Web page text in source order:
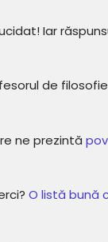
Iar
de
ne prezintă
O listă bună